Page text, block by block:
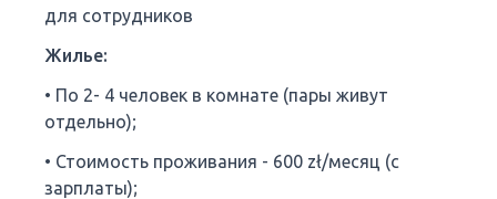
для сотрудников
Жилье:
• По 2- 4 человек в комнате (пары живут
отдельно);
• Стоимость проживания - 600 zł/месяц (с
зарплаты);